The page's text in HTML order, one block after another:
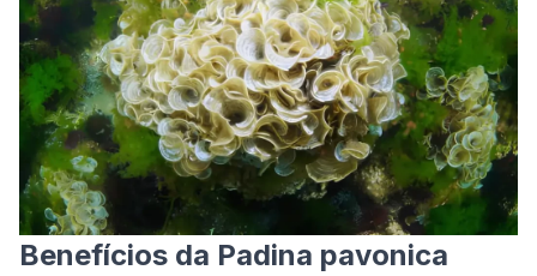
Benefícios da Padina pavonica